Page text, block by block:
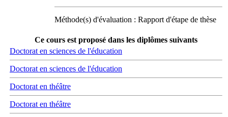
Méthode(s) d'évaluation : Rapport d'étape de thèse
Ce cours est proposé dans les diplômes suivants
Doctorat en sciences de l'éducation
Doctorat en sciences de l'éducation
Doctorat en théâtre
Doctorat en théâtre